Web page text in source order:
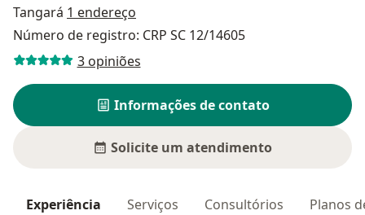
Tangará 1 endereço
Número de registro: CRP SC 12/14605
3 opiniões
Informações de contato
Solicite um atendimento
Experiência Serviços Consultórios Planos